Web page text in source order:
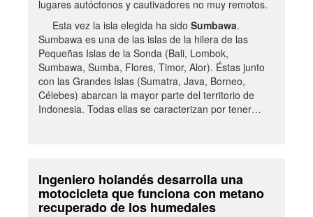
lugares autóctonos y cautivadores no muy remotos.
Esta vez la isla elegida ha sido Sumbawa.
Sumbawa es una de las islas de la hilera de las
Pequeñas Islas de la Sonda (Bali, Lombok,
Sumbawa, Sumba, Flores, Timor, Alor). Éstas junto
con las Grandes Islas (Sumatra, Java, Borneo,
Célebes) abarcan la mayor parte del territorio de
Indonesia. Todas ellas se caracterizan por tener…
Ingeniero holandés desarrolla una
motocicleta que funciona con metano
recuperado de los humedales